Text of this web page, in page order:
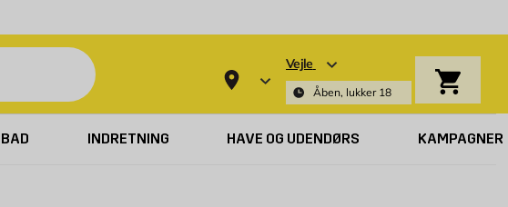
Vejle
Åben, lukker 18
INDRETNING HAVE OG UDENDØRS KAMPAGNER